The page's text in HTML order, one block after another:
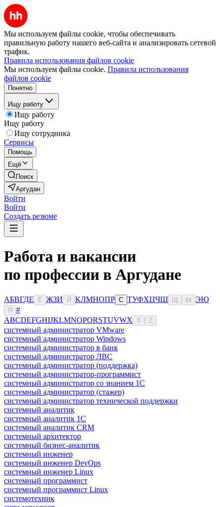
Мы используем файлы cookie, чтобы обеспечивать
правильную работу нашего веб-сайта и анализировать сетевой
трафик.
Правила использования файлов cookie
Мы используем файлы cookie. Правила использования
файлов cookie
Понятно
Ищу работу
Ищу работу
Ищу работу
Ищу сотрудника
Сервисы
Помощь
Ещё
Поиск
Аргудан
Войти
Войти
Создать резюме
Работа и вакансии
по профессии в Аргудане
АБВГДЕ Ё ЖЗИ Й КЛМНОПР С ТУФХЦЧШ Ы ЭЮ
Я
#
ABCDEFGHIJKLMNOPQRSTUVWX Y Z
системный администратор VMware
системный администратор Windows
системный администратор в банк
системный администратор ЛВС
системный администратор (поддержка)
системный администратор-программист
системный администратор со знанием 1С
системный администратор (стажер)
системный администратор технической поддержки
системный аналитик
системный аналитик 1С
системный аналитик CRM
системный архитектор
системный бизнес-аналитик
системный инженер
системный инженер DevOps
системный инженер Linux
системный программист
системный программист Linux
системотехник